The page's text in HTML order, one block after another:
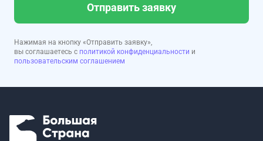
Отправить заявку
Нажимая на кнопку «Отправить заявку»,
вы соглашаетесь с политикой конфиденциальности и
пользовательским соглашением